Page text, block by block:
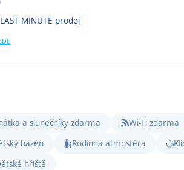
MINUTE prodej
a slunečníky zdarma Wi-Fi zdarma
bazén Rodinná atmosféra
hřiště